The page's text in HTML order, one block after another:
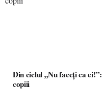
Din ciclul „Nu faceți ca ei!”: Ambulanța nu vine să vă răpească
copiii